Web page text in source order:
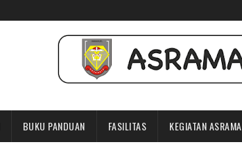
BUKU PANDUAN FASILITAS KEGIATAN ASRAMA